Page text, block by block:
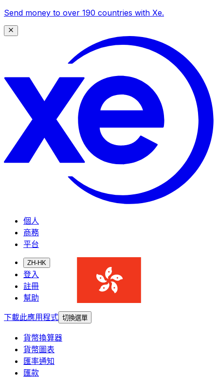
Send money to over 190 countries with Xe.
個人
商務
平台
ZH-HK
登入
註冊
幫助
下載此應用程式 切換選單
貨幣換算器
貨幣圖表
匯率通知
匯款